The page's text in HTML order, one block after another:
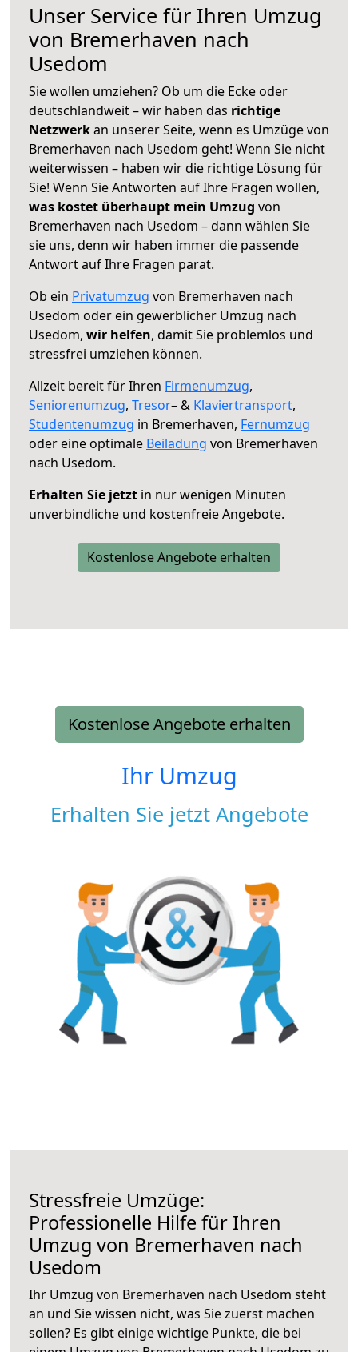
Unser Service für Ihren Umzug
von Bremerhaven nach
Usedom
Sie wollen umziehen? Ob um die Ecke oder
deutschlandweit – wir haben das richtige
Netzwerkan unserer Seite, wenn es Umzüge von
Bremerhaven nach Usedom geht! Wenn Sie nicht
weiterwissen – haben wir die richtige Lösung für
Sie! Wenn Sie Antworten auf Ihre Fragen wollen,
was kostet überhaupt mein Umzug von
Bremerhaven nach Usedom – dann wählen Sie
sie uns, denn wir haben immer die passende
Antwort auf Ihre Fragen parat.
Ob ein Privatumzug von Bremerhaven nach
Usedom oder ein gewerblicher Umzug nach
Usedom, wir helfen, damit Sie problemlos und
stressfrei umziehen können.
Allzeit bereit für Ihren Firmenumzug,
Seniorenumzug, Tresor– & Klaviertransport,
Studentenumzug in Bremerhaven, Fernumzug
oder eine optimale Beiladung von Bremerhaven
nach Usedom.
Erhalten Sie jetzt in nur wenigen Minuten
unverbindliche und kostenfreie Angebote.
Kostenlose Angebote erhalten
Kostenlose Angebote erhalten
Ihr Umzug
Erhalten Sie jetzt Angebote
Stressfreie Umzüge:
Professionelle Hilfe für Ihren
Umzug von Bremerhaven nach
Usedom
Ihr Umzug von Bremerhaven nach Usedom steht
an und Sie wissen nicht, was Sie zuerst machen
sollen? Es gibt einige wichtige Punkte, die bei